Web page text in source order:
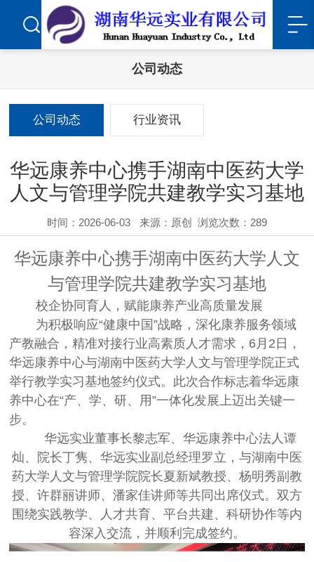
公司动态
公司动态 行业资讯
华远康养中心携手湖南中医药大学
人文与管理学院共建教学实习基地
时间：2026-06-03 来源：原创 浏览次数：289
华远康养中心携手湖南中医药大学人文
与管理学院共建教学实习基地
校企协同育人，赋能康养产业高质量发展
为积极响应“健康中国”战略，深化康养服务领域
产教融合，精准对接行业高素质人才需求， 6 月 2 日，
华远康养中心与湖南中医药大学人文与管理学院正式
举行教学实习基地签约仪式。此次合作标志着华远康
养中心在“产、学、研、用”一体化发展上迈出关键一
步。
华远实业董事长黎志军、华远康养中心法人谭
灿、院长丁隽、华远实业副总经理罗立，与湖南中医
药大学人文与管理学院院长夏新斌教授、杨明秀副教
授、许群丽讲师、潘家佳讲师等共同出席仪式。双方
围绕实践教学、人才共育、平台共建、科研协作等内
容深入交流，并顺利完成签约。